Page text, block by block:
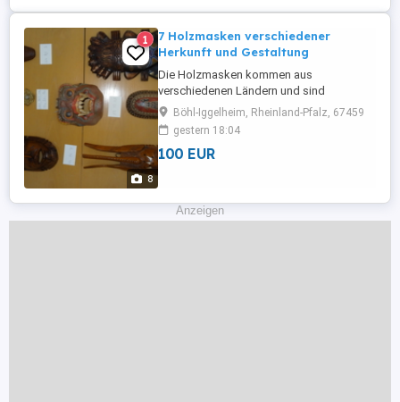
8
1
7 Holzmasken verschiedener
Herkunft und Gestaltung
Die Holzmasken kommen aus
verschiedenen Ländern und sind
hochwertig verarbeitet. Maße sind aus
den Fotos zu ersehen. Kein Einzelverkauf.
Versand + EUR 10,00
Böhl-Iggelheim, Rheinland-Pfalz, 67459
gestern 18:04
100 EUR
Anzeigen